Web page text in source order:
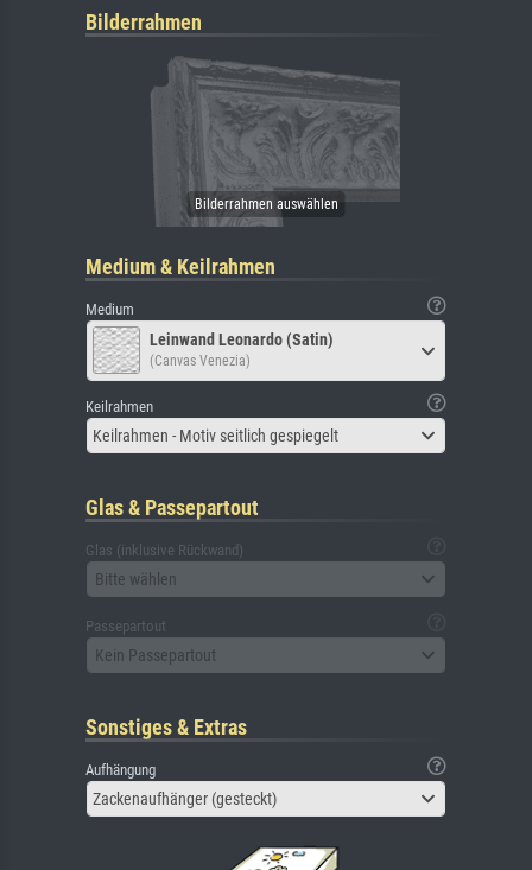
Bilderrahmen
Medium & Keilrahmen
Medium
Leinwand Leonardo (Satin)
(Canvas Venezia)
Keilrahmen
Keilrahmen - Motiv seitlich gespiegelt
Glas & Passepartout
Glas (inklusive Rückwand)
Bitte wählen
Passepartout
Kein Passepartout
Sonstiges & Extras
Aufhängung
Zackenaufhänger (gesteckt)